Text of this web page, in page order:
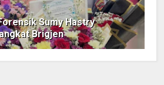
Sumy Hastry
Brigjen